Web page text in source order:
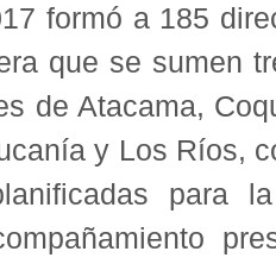
formó a 185
que se sumen
de Atacama,
y Los Ríos,
para